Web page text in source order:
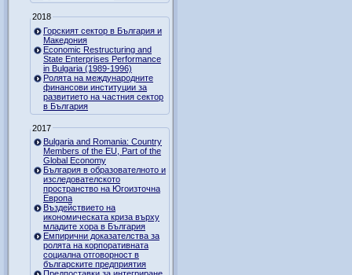
2018
Горският сектор в България и
Македония
Economic Restructuring and
State Enterprises Performance
in Bulgaria (1989-1996)
Ролята на международните
финансови институции за
развитието на частния сектор
в България
2017
Bulgaria and Romania: Country
Members of the EU, Part of the
Global Economy
България в образователното и
изследователското
пространство на Югоизточна
Европа
Въздействието на
икономическата криза върху
младите хора в България
Емпирични доказателства за
ролята на корпоративната
социална отговорност в
българските предприятия